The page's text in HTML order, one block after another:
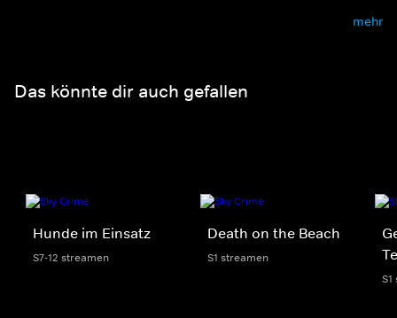
mehr
Das könnte dir auch gefallen
Hunde im Einsatz
S7-12 streamen
Death on the Beach
S1 streamen